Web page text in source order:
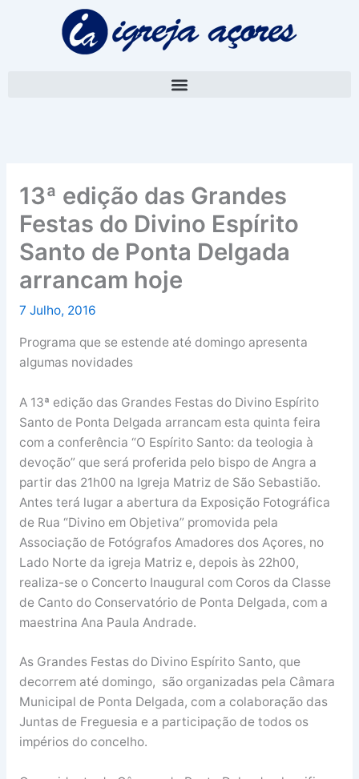
13ª edição das Grandes
Festas do Divino Espírito
Santo de Ponta Delgada
arrancam hoje
7 Julho, 2016
Programa que se estende até domingo apresenta
algumas novidades
A 13ª edição das Grandes Festas do Divino Espírito
Santo de Ponta Delgada arrancam esta quinta feira
com a conferência “O Espírito Santo: da teologia à
devoção” que será proferida pelo bispo de Angra a
partir das 21h00 na Igreja Matriz de São Sebastião.
Antes terá lugar a abertura da Exposição Fotográfica
de Rua “Divino em Objetiva” promovida pela
Associação de Fotógrafos Amadores dos Açores, no
Lado Norte da igreja Matriz e, depois às 22h00,
realiza-se o Concerto Inaugural com Coros da Classe
de Canto do Conservatório de Ponta Delgada, com a
maestrina Ana Paula Andrade.
As Grandes Festas do Divino Espírito Santo, que
decorrem até domingo, são organizadas pela Câmara
Municipal de Ponta Delgada, com a colaboração das
Juntas de Freguesia e a participação de todos os
impérios do concelho.